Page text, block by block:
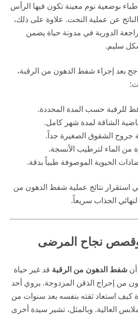
بوضعية نوم معينة تكون فيها الرأس
عن عملية النحت. علاوة على ذلك،
الدورية في مدونة حياة يضمن
سليم.
بعد إجراء شفط الدهون من الرقبة،
للرقبة حسب المدة المحددة.
الشاقة لمدة شهر كامل.
جروح الشقوق الصغيرة جداً.
الماء لترطيب الأنسجة.
الحيوية الموصوفة طبياً بدقة.
استقرار نتائج عملية شفط الدهون من
الجذاب سريعاً.
وقصص نجاح المرضى
شفط الدهون من الرقبة قد غير حياة
من إحراج الذقن المزدوجة. يروي أحد
كيف استعاد ثقته بنفسه بعد سنوات من
العالية. وبالمثل، تشير سيدة أخرى